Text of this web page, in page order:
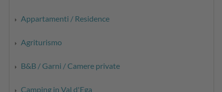
Appartamenti / Residence
Agriturismo
B&B / Garni / Camere private
Camping in Val d'Ega